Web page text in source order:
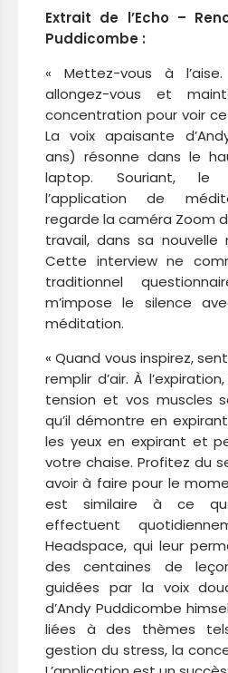
Extrait de l’Echo –
Puddicombe :
« Mettez-vous à
allongez-vous et
concentration pour voir
La voix apaisante
ans) résonne dans le
laptop. Souriant, le
l’application de
regarde la caméra Zoom
travail, dans sa nouvelle
Cette interview ne
traditionnel
m’impose le silence
méditation.
« Quand vous inspirez,
remplir d’air. À
tension et vos muscles
qu’il démontre en
les yeux en expirant et
votre chaise. Profitez du
avoir à faire pour le
est similaire à ce
effectuent
Headspace, qui leur
des centaines de
guidées par la voix
d’Andy Puddicombe
liées à des thèmes
gestion du stress, la